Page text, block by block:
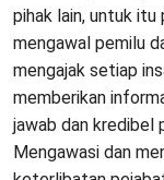
pihak lain, untuk
mengawal pemilu
mengajak setiap
memberikan
jawab dan kredibel
Mengawasi dan